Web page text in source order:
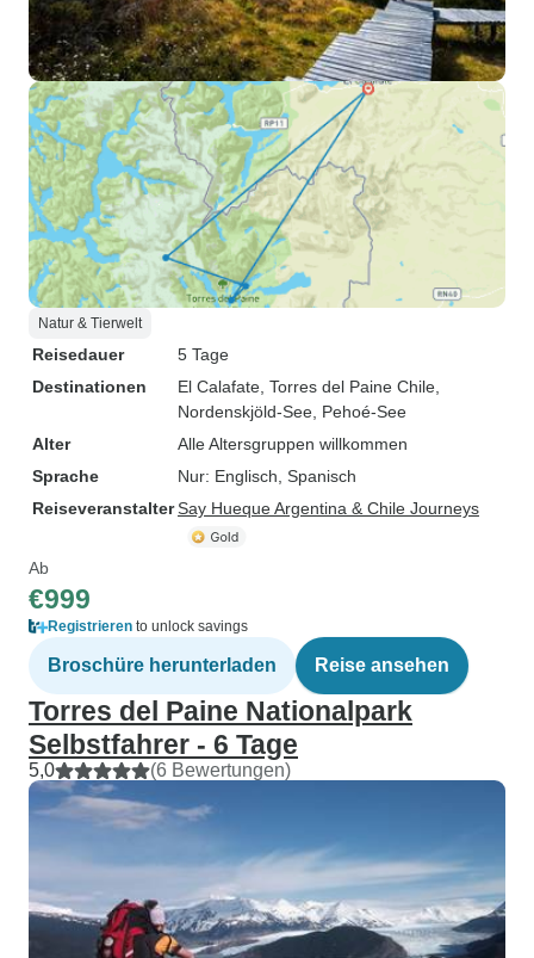
Natur & Tierwelt
Reisedauer
5 Tage
Destinationen
El Calafate , Torres del Paine Chile
Nordenskjöld-See , Pehoé-See
Alter
Alle Altersgruppen willkommen
Sprache
Nur: Englisch, Spanisch
ReiseveranstalterSay Hueque Argentina & Chile Journeys
Ab
€999
Registrieren to unlock savings
Broschüre herunterladen Reise ansehen
Torres del Paine Nationalpark
Selbstfahrer - 6 Tage
5,0 (6 Bewertungen)